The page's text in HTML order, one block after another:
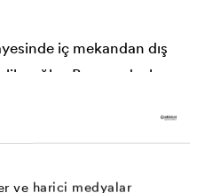
ve harici medyalar
iç mekandan dış
sağlar. Bu sayede, hem